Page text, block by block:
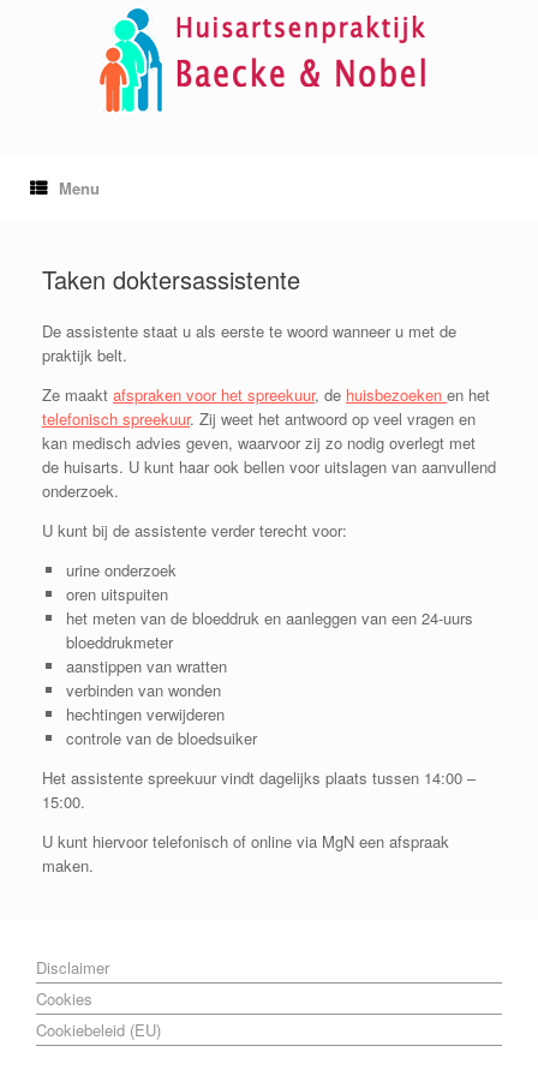
Menu
Taken doktersassistente
De assistente staat u als eerste te woord wanneer u met de
praktijk belt.
Ze maakt afspraken voor het spreekuur, de huisbezoeken en het
telefonisch spreekuur. Zij weet het antwoord op veel vragen en
kan medisch advies geven, waarvoor zij zo nodig overlegt met
de huisarts. U kunt haar ook bellen voor uitslagen van aanvullend
onderzoek.
U kunt bij de assistente verder terecht voor:
urine onderzoek
oren uitspuiten
het meten van de bloeddruk en aanleggen van een 24-uurs
bloeddrukmeter
aanstippen van wratten
verbinden van wonden
hechtingen verwijderen
controle van de bloedsuiker
Het assistente spreekuur vindt dagelijks plaats tussen 14:00 –
15:00.
U kunt hiervoor telefonisch of online via MgN een afspraak
maken.
Disclaimer
Cookies
Cookiebeleid (EU)